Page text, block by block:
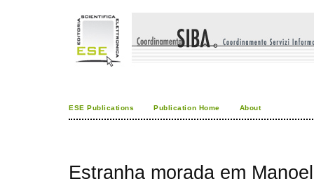
ESE Publications Publication Home About
Estranha morada em